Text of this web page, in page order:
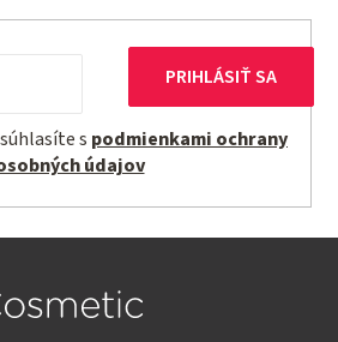
v
ý
i
s
u
s podmienkami ochrany
údajov
PRIHLÁSIŤ SA